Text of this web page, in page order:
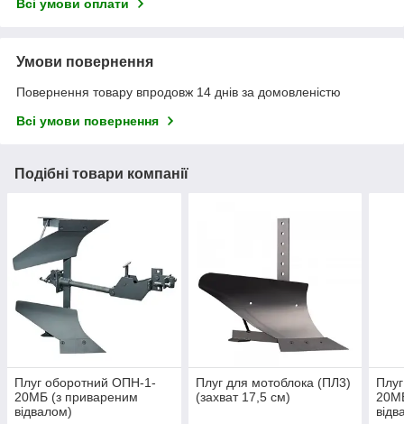
Всі умови оплати
Умови повернення
Повернення товару впродовж 14 днів за домовленістю
Всі умови повернення
Подібні товари компанії
Плуг оборотний ОПН-1-
20МБ (з привареним
відвалом)
Плуг для мотоблока (ПЛ3)
(захват 17,5 см)